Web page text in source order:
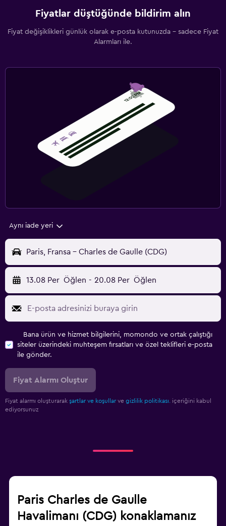
Fiyatlar düştüğünde bildirim alın
Fiyat değişiklikleri günlük olarak e-posta kutunuzda - sadece Fiyat
Alarmları ile.
Aynı iade yeri
Paris, Fransa - Charles de Gaulle (CDG)
13.08 Per Öğlen - 20.08 Per Öğlen
Bana ürün ve hizmet bilgilerini, momondo ve ortak çalıştığı
siteler üzerindeki muhteşem fırsatları ve özel teklifleri e-posta
ile gönder.
Fiyat Alarmı Oluştur
Fiyat alarmı oluşturarak şartlar ve koşullar ve gizlilik politikası. içeriğini kabul
ediyorsunuz
Paris Charles de Gaulle
Havalimanı (CDG) konaklamanız